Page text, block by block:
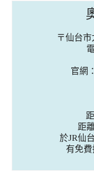
〒仙台
官網
距
於JR仙
有免